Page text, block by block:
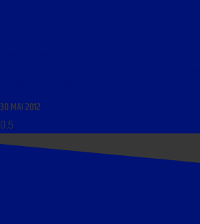
30 MAI 2012